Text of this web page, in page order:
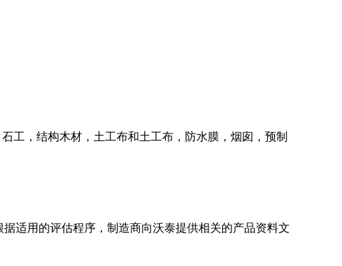
工，结构木材，土工布和土工布，防水膜，烟囱，预制
据适用的评估程序，制造商向沃泰提供相关的产品资料文